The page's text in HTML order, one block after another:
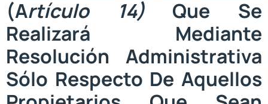
(ARtículo 14)Que Se
Realizará Mediante
Resolución Administrativa
Sólo Respecto De Aquellos